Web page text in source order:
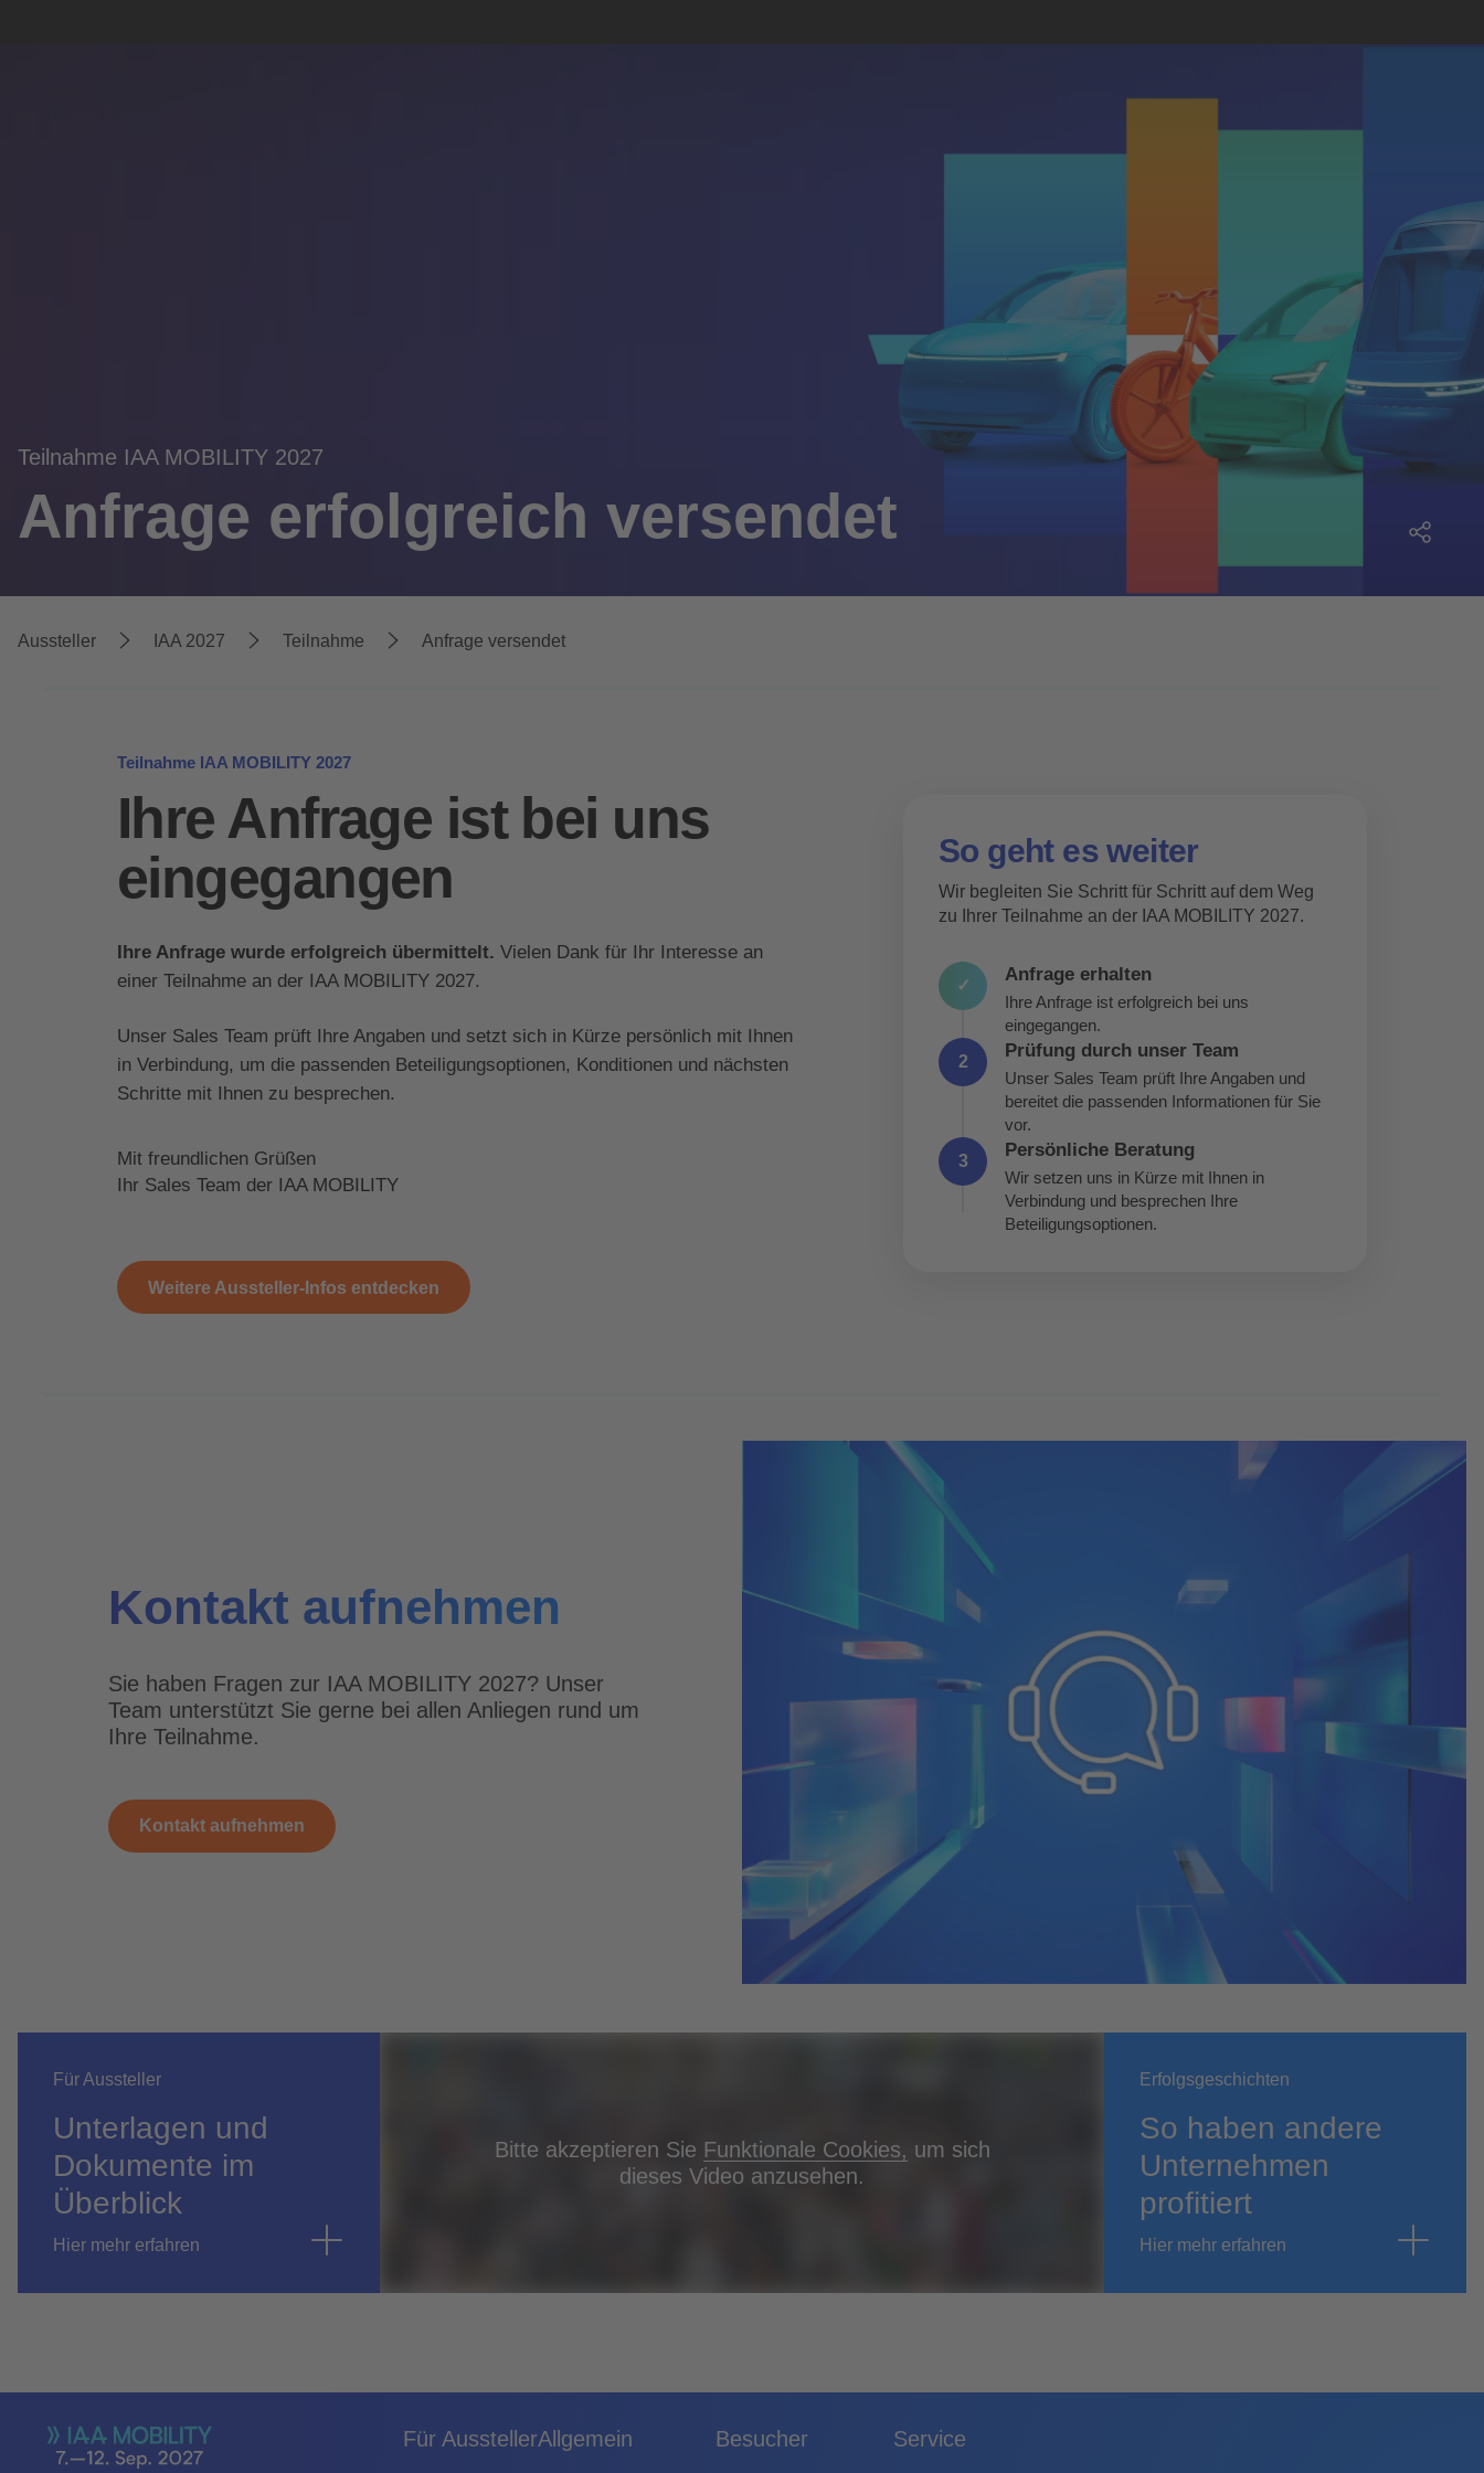
Teilnahme IAA MOBILITY 2027
Anfrage erfolgreich versendet
Aussteller IAA 2027 Teilnahme Anfrage versendet
Teilnahme IAA MOBILITY 2027
Ihre Anfrage ist bei uns
eingegangen
Ihre Anfrage wurde erfolgreich übermittelt. Vielen Dank für Ihr Interesse an
einer Teilnahme an der IAA MOBILITY 2027.
Unser Sales Team prüft Ihre Angaben und setzt sich in Kürze persönlich mit Ihnen
in Verbindung, um die passenden Beteiligungsoptionen, Konditionen und nächsten
Schritte mit Ihnen zu besprechen.
Mit freundlichen Grüßen
Ihr Sales Team der IAA MOBILITY
Weitere Aussteller-Infos entdecken
So geht es weiter
Wir begleiten Sie Schritt für Schritt auf dem Weg
zu Ihrer Teilnahme an der IAA MOBILITY 2027.
✓
Anfrage erhalten
Ihre Anfrage ist erfolgreich bei uns
eingegangen.
2
Prüfung durch unser Team
Unser Sales Team prüft Ihre Angaben und
bereitet die passenden Informationen für Sie
vor.
3
Persönliche Beratung
Wir setzen uns in Kürze mit Ihnen in
Verbindung und besprechen Ihre
Beteiligungsoptionen.
Kontakt aufnehmen
Sie haben Fragen zur IAA MOBILITY 2027? Unser
Team unterstützt Sie gerne bei allen Anliegen rund um
Ihre Teilnahme.
Kontakt aufnehmen
Für Aussteller
Unterlagen und
Dokumente im
Überblick
Hier mehr erfahren
Bitte akzeptieren Sie Funktionale Cookies, um sich
dieses Video anzusehen.
Erfolgsgeschichten
So haben andere
Unternehmen
profitiert
Hier mehr erfahren
Für AusstellerAllgemein Besucher Service